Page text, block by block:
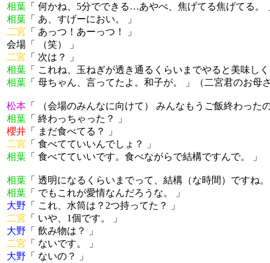
相葉 「 何かね、5分でできる…あやべ、焦げてる焦げてる。
相葉 「 あ、すげーにおい。 」
二宮 「 あっつ！あーっつ！ 」
会場「 （笑） 」
二宮 「 次は？ 」
相葉 「 これね、玉ねぎが透き通るくらいまでやると美味し
相葉 「 母ちゃん、言ってたよ。和子が。 」（二宮君のお母
松本 「 （会場のみんなに向けて） みんなもうご飯終わった
相葉 「 終わっちゃった？ 」
櫻井 「 まだ食べてる？ 」
二宮 「 食べてていいんでしょ？ 」
相葉 「 食べてていいです。食べながらで結構ですんで。 」
相葉 「 透明になるくらいまでって、結構（な時間）ですね
相葉 「 でもこれが愛情なんだろうな。 」
大野 「 これ、水筒は？2つ持ってた？ 」
二宮 「 いや、1個です。 」
大野 「 飲み物は？ 」
二宮 「 ないです。 」
大野 「 ないの？ 」